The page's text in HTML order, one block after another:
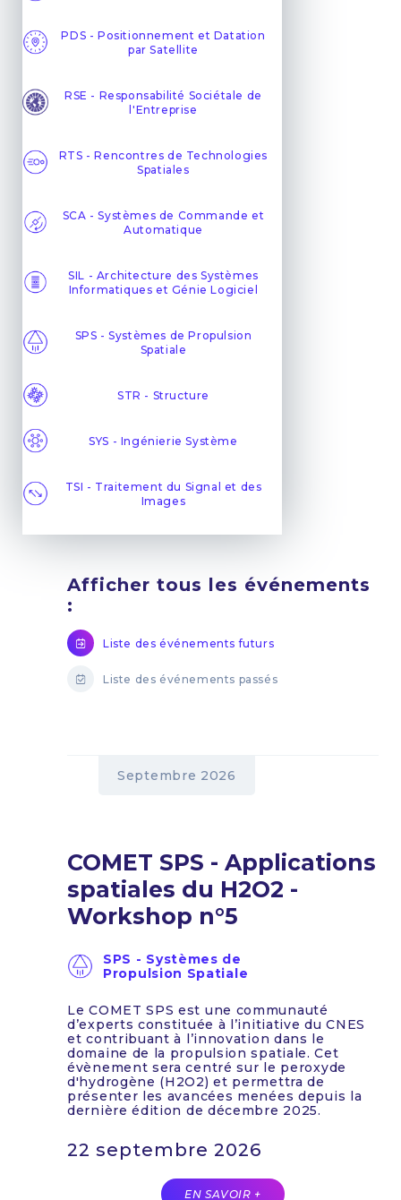
PDS - Positionnement et Datation
par Satellite
RSE - Responsabilité Sociétale de
l'Entreprise
RTS - Rencontres de Technologies
Spatiales
SCA - Systèmes de Commande et
Automatique
SIL - Architecture des Systèmes
Informatiques et Génie Logiciel
SPS - Systèmes de Propulsion
Spatiale
STR - Structure
SYS - Ingénierie Système
TSI - Traitement du Signal et des
Images
Afficher tous les événements
:
Liste des événements futurs
Liste des événements passés
Septembre 2026
22 septembre 2026
COMET SPS - Applications
spatiales du H2O2 -
Workshop n°5
SPS - Systèmes de
Propulsion Spatiale
Le COMET SPS est une communauté
d’experts constituée à l’initiative du CNES
et contribuant à l’innovation dans le
domaine de la propulsion spatiale. Cet
évènement sera centré sur le peroxyde
d'hydrogène (H2O2) et permettra de
présenter les avancées menées depuis la
dernière édition de décembre 2025.
EN SAVOIR +